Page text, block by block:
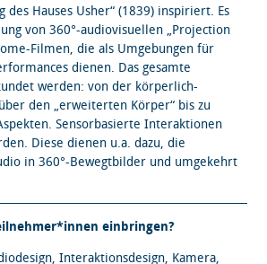
des Hauses Usher“ (1839) inspiriert. Es
von 360°-audiovisuellen „Projection
Filmen, die als Umgebungen für
dienen. Das gesamte
werden: von der körperlich-
den „erweiterten Körper“ bis zu
Sensorbasierte Interaktionen
Diese dienen u.a. dazu, die
in 360°-Bewegtbilder und umgekehrt
einbringen?
Interaktionsdesign, Kamera,